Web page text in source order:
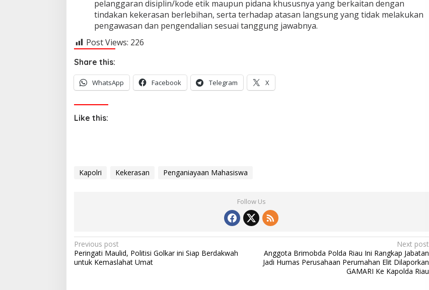
pelanggaran disiplin/kode etik maupun pidana khususnya yang berkaitan dengan
tindakan kekerasan berlebihan, serta terhadap atasan langsung yang tidak melakukan
pengawasan dan pengendalian sesuai tanggung jawabnya.
Post Views: 226
Share this:
WhatsApp Facebook Telegram X
Like this:
Kapolri Kekerasan Penganiayaan Mahasiswa
Follow Us
P
o
Previous post
Peringati Maulid, Politisi Golkar ini Siap Berdakwah
untuk Kemaslahat Umat
Next post
Anggota Brimobda Polda Riau Ini Rangkap Jabatan
Jadi Humas Perusahaan Perumahan Elit Dilaporkan
GAMARI Ke Kapolda Riau